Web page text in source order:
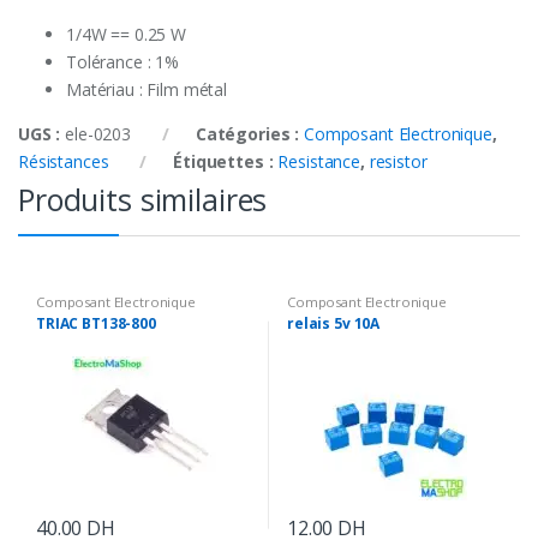
1/4W == 0.25 W
Tolérance : 1%
Matériau : Film métal
UGS : ele-0203 Catégories : Composant Electronique,
Résistances
Étiquettes : Resistance, resistor
Produits similaires
Composant Electronique
TRIAC BT138-800
40.00 DH
Composant Electronique
relais 5v 10A
12.00 DH